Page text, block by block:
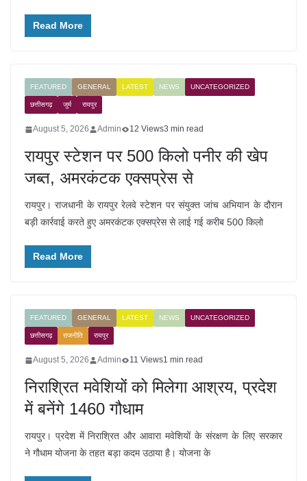
Read More
FEATURED GENERAL LATEST NEWS UNCATEGORIZED
छत्तीसगढ़ जुर्म रायपुर
August 5, 2026 Admin 12 Views3 min read
रायपुर स्टेशन पर 500 किलो पनीर की खेप
जब्त, अमरकंटक एक्सप्रेस से
रायपुर। राजधानी के रायपुर रेलवे स्टेशन पर संयुक्त जांच अभियान के दौरान
बड़ी कार्रवाई करते हुए अमरकंटक एक्सप्रेस से लाई गई करीब 500 किलो
Read More
FEATURED GENERAL LATEST NEWS UNCATEGORIZED
छत्तीसगढ़ राजनीति रायपुर
August 5, 2026 Admin 11 Views1 min read
निराश्रित मवेशियों को मिलेगा आश्रय, प्रदेश
में बनेंगे 1460 गौधाम
रायपुर। प्रदेश में निराश्रित और आवारा मवेशियों के संरक्षण के लिए सरकार
ने गौधाम योजना के तहत बड़ा कदम उठाया है। योजना के